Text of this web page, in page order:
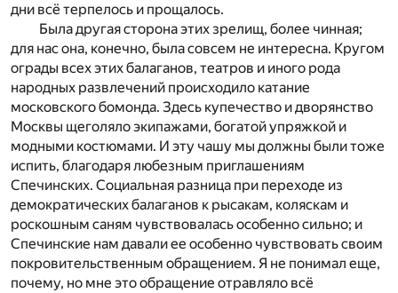
дни всё терпелось и прощалось.
Была другая сторона этих зрелищ, более чинная;
для нас она, конечно, была совсем не интересна. Кругом
ограды всех этих балаганов, театров и иного рода
народных развлечений происходило катание
московского бомонда. Здесь купечество и дворянство
Москвы щеголяло экипажами, богатой упряжкой и
модными костюмами. И эту чашу мы должны были тоже
испить, благодаря любезным приглашениям
Спечинских. Социальная разница при переходе из
демократических балаганов к рысакам, коляскам и
роскошным саням чувствовалась особенно сильно; и
Спечинские нам давали ее особенно чувствовать своим
покровительственным обращением. Я не понимал еще,
почему, но мне это обращение отравляло всё